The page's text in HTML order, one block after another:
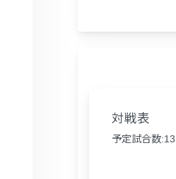
対戦表
予定試合数:13